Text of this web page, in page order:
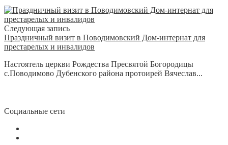
Следующая запись
Праздничный визит в Поводимовский Дом-интернат для
престарелых и инвалидов
Настоятель церкви Рождества Пресвятой Богородицы
с.Поводимово Дубенского района протоирей Вячеслав...
Социальные сети